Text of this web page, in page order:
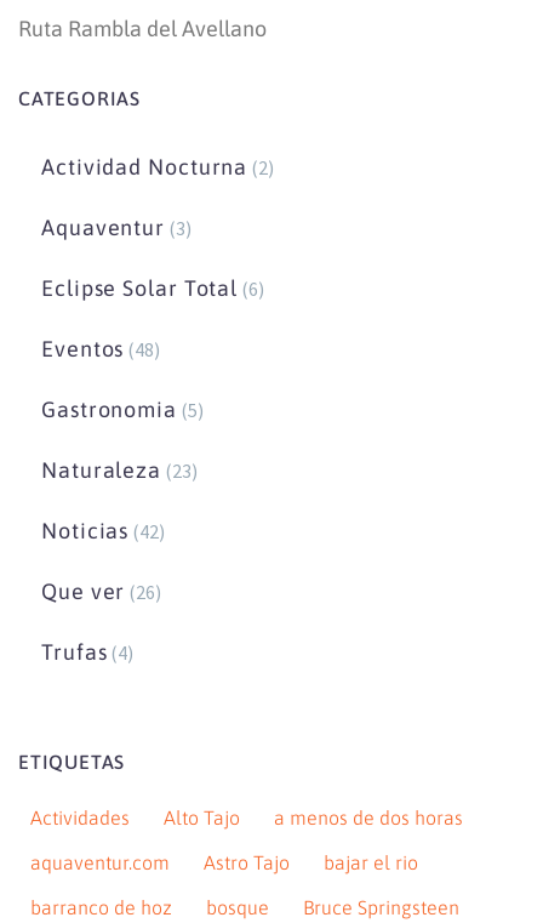
Ruta Rambla del Avellano
CATEGORIAS
Actividad Nocturna (2)
Aquaventur (3)
Eclipse Solar Total (6)
Eventos (48)
Gastronomia (5)
Naturaleza (23)
Noticias (42)
Que ver (26)
Trufas (4)
ETIQUETAS
Actividades Alto Tajo a menos de dos horas
aquaventur.com Astro Tajo bajar el rio
barranco de hoz bosque Bruce Springsteen